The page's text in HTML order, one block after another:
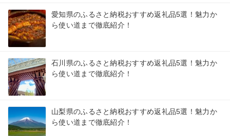
愛知県のふるさと納税おすすめ返礼品5選！魅力か
ら使い道まで徹底紹介！
石川県のふるさと納税おすすめ返礼品5選！魅力か
ら使い道まで徹底紹介！
山梨県のふるさと納税おすすめ返礼品5選！魅力か
ら使い道まで徹底紹介！